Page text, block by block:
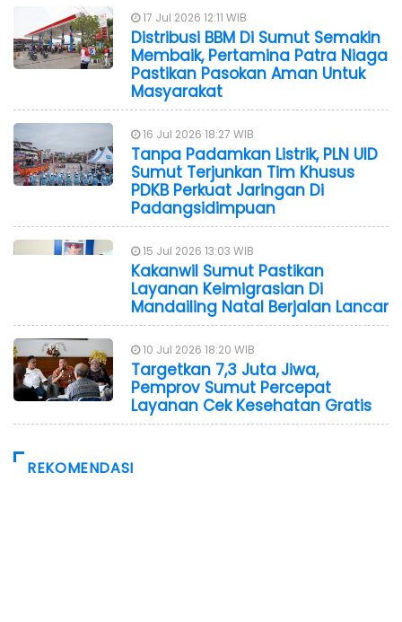
17 Jul 2026 12:11 WIB
Distribusi BBM Di Sumut Semakin
Membaik, Pertamina Patra Niaga
Pastikan Pasokan Aman Untuk
Masyarakat
16 Jul 2026 18:27 WIB
Tanpa Padamkan Listrik, PLN UID
Sumut Terjunkan Tim Khusus
PDKB Perkuat Jaringan Di
Padangsidimpuan
15 Jul 2026 13:03 WIB
Kakanwil Sumut Pastikan
Layanan Keimigrasian Di
Mandailing Natal Berjalan Lancar
10 Jul 2026 18:20 WIB
Targetkan 7,3 Juta Jiwa,
Pemprov Sumut Percepat
Layanan Cek Kesehatan Gratis
REKOMENDASI